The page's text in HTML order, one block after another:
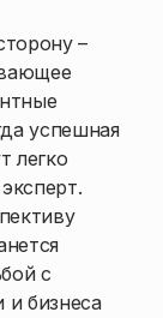
–
успешная
легко
с
и бизнеса